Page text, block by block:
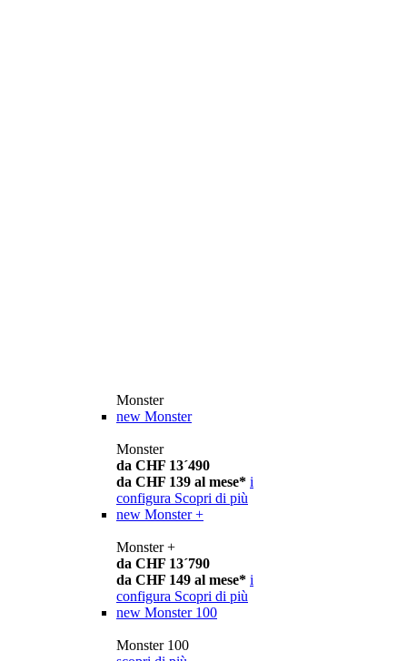
Monster
new Monster
Monster
da CHF 13´490
da CHF 139 al mese* i
configura Scopri di più
new Monster +
Monster +
da CHF 13´790
da CHF 149 al mese* i
configura Scopri di più
new Monster 100
Monster 100